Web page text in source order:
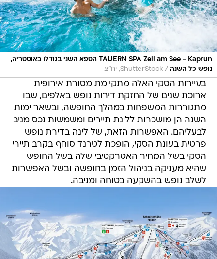
TAUERN SPA Zell am See - Kaprun הספא השני בגודלו באוסטריה,
נופש כל השנה / ShutterStock, יח"צ
בעיירות הסקי האלה מתקיימת מסורת אירופית
ארוכת שנים של החזקת דירות נופש באלפים, שבו
מתגוררות המשפחות במהלך החופשה, ובשאר ימות
השנה הן מושכרות ללינת תיירים ומשמשות נכס מניב
לבעליהם. האפשרות הזאת, של לינה בדירת נופש
פרטית בעונת הסקי, הופכת לטרנד סוחף בקרב תיירי
הסקי בשל המחיר האטרקטיבי שלה בשל החופש
שהיא מעניקה בניהול הזמן בחופשה ובשל האפשרות
לשלב נופש בהשקעה בטוחה ומניבה.